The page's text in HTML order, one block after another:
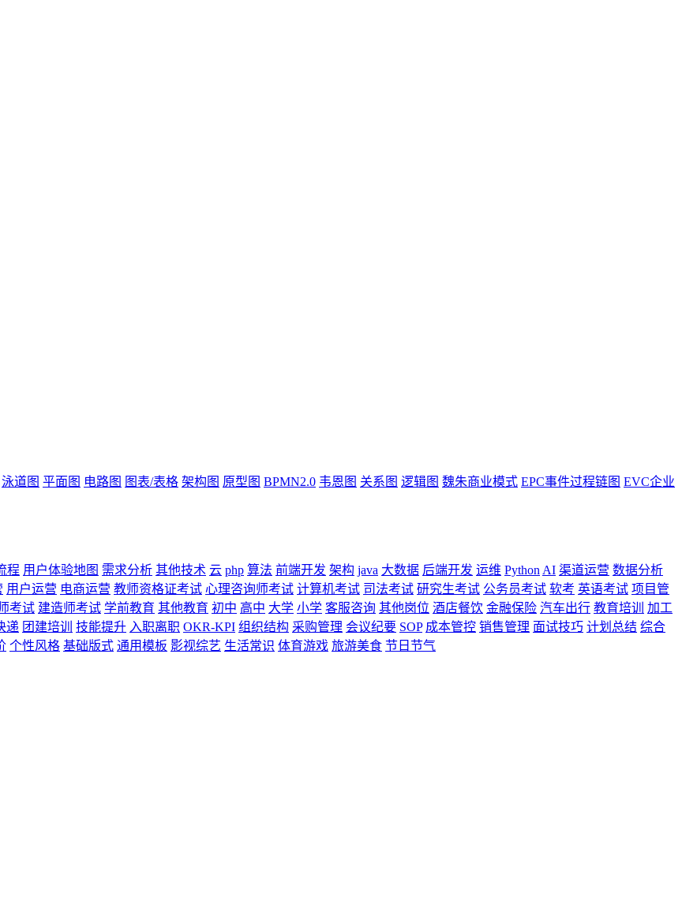
泳道图 平面图 电路图 图表/表格 架构图 原型图 BPMN2.0 韦恩图 关系图 逻辑图 魏朱商业模式 EPC事件过程链图 EVC企业
程 用户体验地图 需求分析 其他技术 云 php 算法 前端开发 架构 java 大数据 后端开发 运维 Python AI 渠道运营 数据分析
用户运营 电商运营 教师资格证考试 心理咨询师考试 计算机考试 司法考试 研究生考试 公务员考试 软考 英语考试 项目管
考试 建造师考试 学前教育 其他教育 初中 高中 大学 小学 客服咨询 其他岗位 酒店餐饮 金融保险 汽车出行 教育培训
加工
递 团建培训 技能提升 入职离职 OKR-KPI 组织结构 采购管理 会议纪要 SOP 成本管控 销售管理 面试技巧 计划总结 综合
个性风格 基础版式 通用模板 影视综艺 生活常识 体育游戏 旅游美食 节日节气